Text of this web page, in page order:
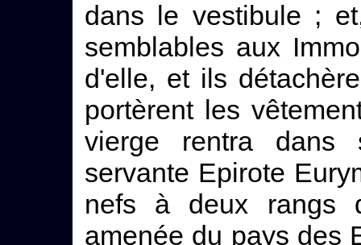
dans le vestibule ;
semblables aux
d'elle, et ils
portèrent les
vierge rentra
servante Epirote
nefs à deux rangs
amenée du pays des